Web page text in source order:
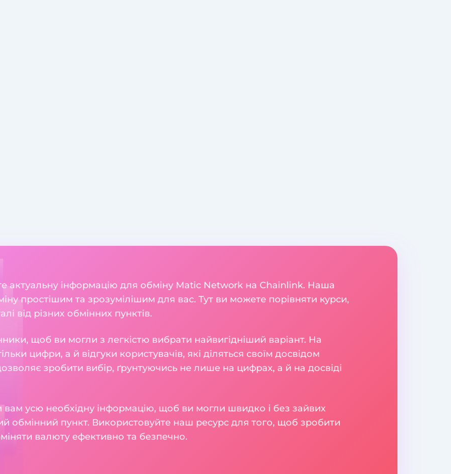
актуальну інформацію для обміну Matic Network на Chainlink. Наша
простішим та зрозумілішим для вас. Тут ви можете порівняти курси,
від різних обмінних пунктів.
щоб ви могли з легкістю вибрати найвигідніший варіант. На
цифри, а й відгуки користувачів, які діляться своїм досвідом
зробити вибір, ґрунтуючись не лише на цифрах, а й на досвіді
усю необхідну інформацію, щоб ви могли швидко і без зайвих
обмінний пункт. Використовуйте наш ресурс для того, щоб зробити
валюту ефективно та безпечно.